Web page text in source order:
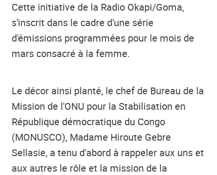
Cette initiative de la Radio Okapi/Goma,
s'inscrit dans le cadre d'une série
d'émissions programmées pour le mois de
mars consacré à la femme.
Le décor ainsi planté, le chef de Bureau de la
Mission de l'ONU pour la Stabilisation en
République démocratique du Congo
(MONUSCO), Madame Hiroute Gebre
Sellasie, a tenu d'abord à rappeler aux uns et
aux autres le rôle et la mission de la